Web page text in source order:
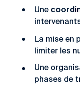
Une
La mise en
limiter les
Une
phases de